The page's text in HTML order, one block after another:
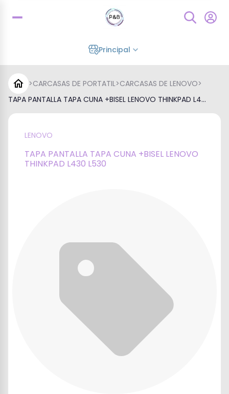
Principal
>CARCASAS DE PORTATIL>CARCASAS DE LENOVO>
TAPA PANTALLA TAPA CUNA +BISEL LENOVO THINKPAD L4...
LENOVO
TAPA PANTALLA TAPA CUNA +BISEL LENOVO
THINKPAD L430 L530